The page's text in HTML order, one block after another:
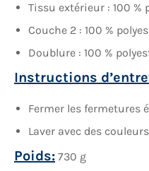
Tissu extérieur : 100 %
Couche 2 : 100 %
Doublure : 100 %
Instructions
Fermer les fermetures
Laver avec des
Poids: 730 g